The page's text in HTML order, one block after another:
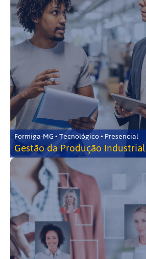
Formiga-MG • Tecnológico • Presencial
Gestão da Produção Industrial